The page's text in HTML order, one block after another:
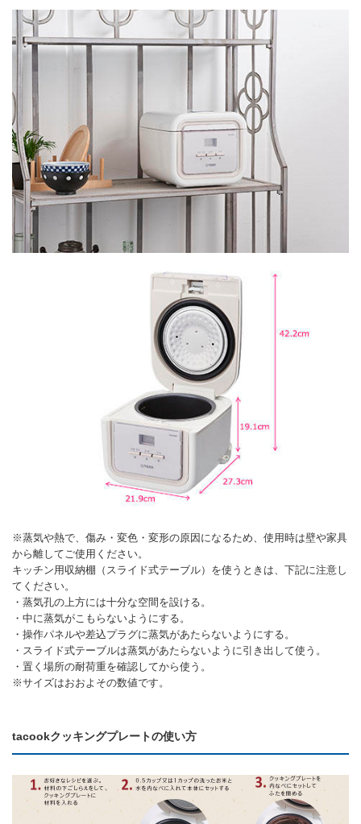
※蒸気や熱で、傷み・変色・変形の原因になるため、使用時は壁や家具
から離してご使用ください。
キッチン用収納棚（スライド式テーブル）を使うときは、下記に注意し
てください。
・蒸気孔の上方には十分な空間を設ける。
・中に蒸気がこもらないようにする。
・操作パネルや差込プラグに蒸気があたらないようにする。
・スライド式テーブルは蒸気があたらないように引き出して使う。
・置く場所の耐荷重を確認してから使う。
※サイズはおおよその数値です。
tacookクッキングプレートの使い方